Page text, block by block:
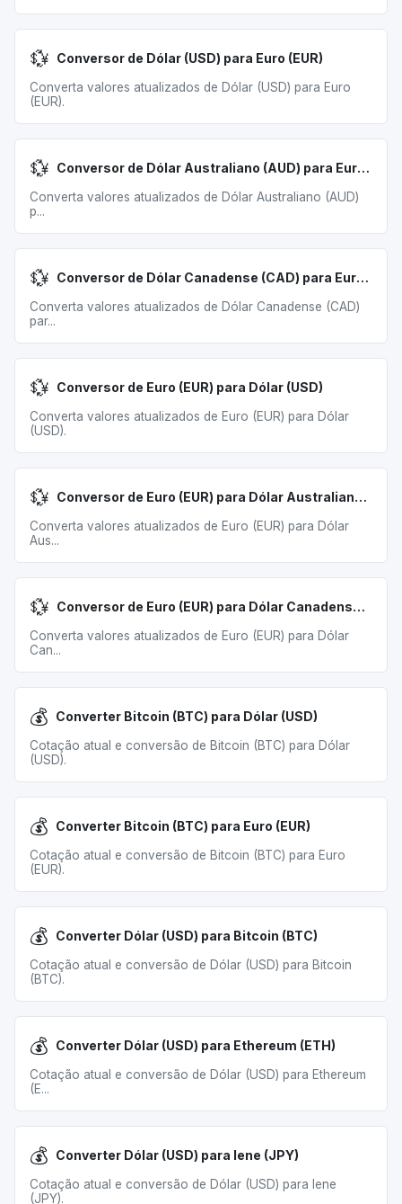
💱 Conversor de Dólar (USD) para Euro (EUR)
Converta valores atualizados de Dólar (USD) para Euro
(EUR).
💱 Conversor de Dólar Australiano (AUD) para Euro (EUR)
Converta valores atualizados de Dólar Australiano (AUD)
p...
💱 Conversor de Dólar Canadense (CAD) para Euro (EUR)
Converta valores atualizados de Dólar Canadense (CAD)
par...
💱 Conversor de Euro (EUR) para Dólar (USD)
Converta valores atualizados de Euro (EUR) para Dólar
(USD).
💱 Conversor de Euro (EUR) para Dólar Australiano (AUD)
Converta valores atualizados de Euro (EUR) para Dólar
Aus...
💱 Conversor de Euro (EUR) para Dólar Canadense (CAD)
Converta valores atualizados de Euro (EUR) para Dólar
Can...
💰 Converter Bitcoin (BTC) para Dólar (USD)
Cotação atual e conversão de Bitcoin (BTC) para Dólar
(USD).
💰 Converter Bitcoin (BTC) para Euro (EUR)
Cotação atual e conversão de Bitcoin (BTC) para Euro
(EUR).
💰 Converter Dólar (USD) para Bitcoin (BTC)
Cotação atual e conversão de Dólar (USD) para Bitcoin
(BTC).
💰 Converter Dólar (USD) para Ethereum (ETH)
Cotação atual e conversão de Dólar (USD) para Ethereum
(E...
💰 Converter Dólar (USD) para Iene (JPY)
Cotação atual e conversão de Dólar (USD) para Iene
(JPY).